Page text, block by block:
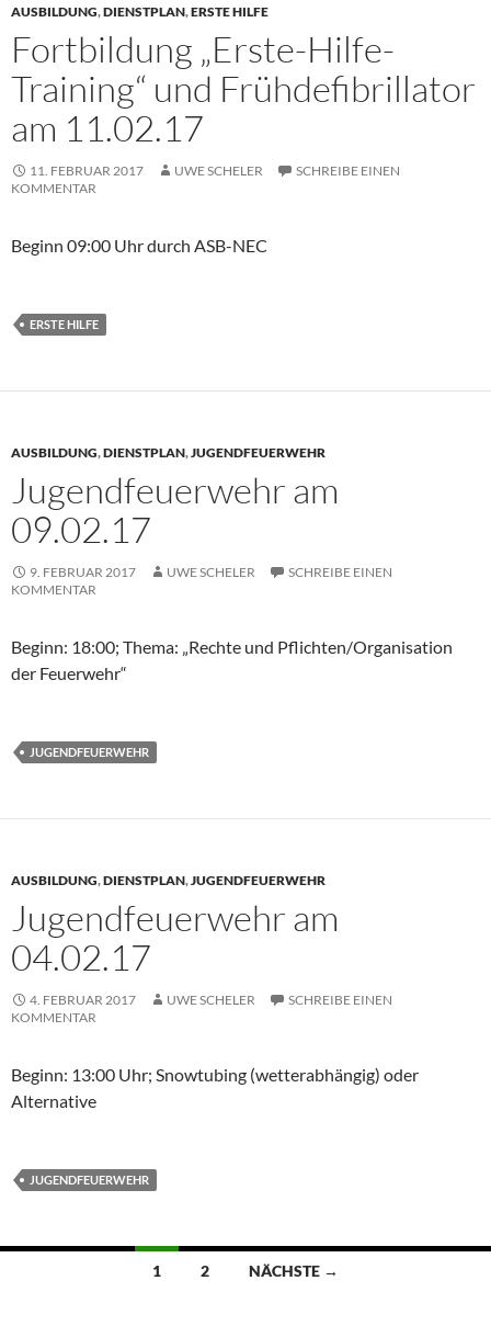
AUSBILDUNG,DIENSTPLAN,ERSTE HILFE
Fortbildung „Erste-Hilfe-
Training“ und Frühdefibrillator
am 11.02.17
11. FEBRUAR 2017 UWE SCHELER
SCHREIBE EINEN
KOMMENTAR
Beginn 09:00 Uhr durch ASB-NEC
ERSTE HILFE
AUSBILDUNG,DIENSTPLAN,JUGENDFEUERWEHR
Jugendfeuerwehr am
09.02.17
9. FEBRUAR 2017 UWE SCHELER
SCHREIBE EINEN
KOMMENTAR
Beginn: 18:00; Thema: „Rechte und Pflichten/Organisation
der Feuerwehr“
JUGENDFEUERWEHR
AUSBILDUNG,DIENSTPLAN,JUGENDFEUERWEHR
Jugendfeuerwehr am
04.02.17
4. FEBRUAR 2017 UWE SCHELER
SCHREIBE EINEN
KOMMENTAR
Beginn: 13:00 Uhr; Snowtubing (wetterabhängig) oder
Alternative
JUGENDFEUERWEHR
Beitragsnavigation
1 2 NÄCHSTE →